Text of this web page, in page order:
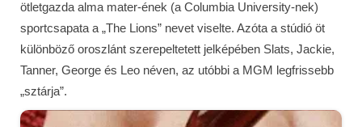
ötletgazda alma mater-ének (a Columbia University-nek)
sportcsapata a „The Lions” nevet viselte. Azóta a stúdió öt
különböző oroszlánt szerepeltetett jelképében Slats, Jackie,
Tanner, George és Leo néven, az utóbbi a MGM legfrissebb
„sztárja”.